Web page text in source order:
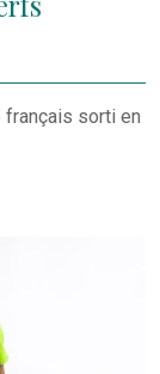
français sorti en